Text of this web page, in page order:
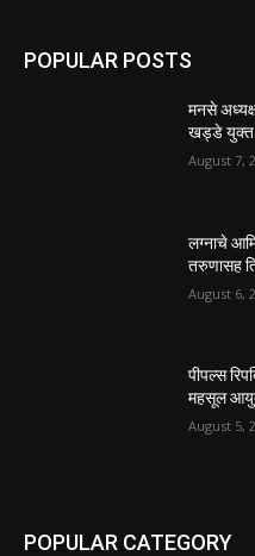
POPULAR POSTS
मनसे
खड्डे युक्त
August 7,
लग्नाचे
तरुणासह
August 6,
पीपल्स
महसूल
August 5,
POPULAR CATEGORY